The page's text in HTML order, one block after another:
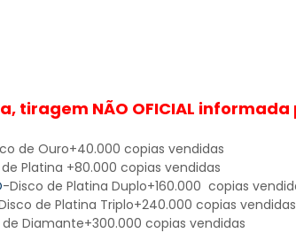
tiragem NÃO OFICIAL
de Ouro+40.000 copias vendidas
Platina +80.000 copias vendidas
-Disco de Platina Duplo+160.000 copias
de Platina Triplo+240.000 copias vendidas
Diamante+300.000 copias vendidas